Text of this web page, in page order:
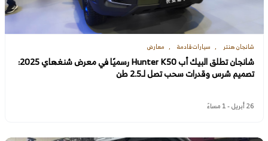
شانجان هنتر سيارات قادمة معارض
شانجان تطلق البيك أب Hunter K50 رسميًا في معرض شنغهاي 2025:
تصميم شرس وقدرات سحب تصل لـ2.5 طن
26 أبريل - 1 مساءً